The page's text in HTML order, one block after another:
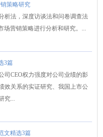
策略研究
析法，深度访谈法和问卷调查法
营销策略进行分析和研究。...
3篇
司CEO权力强度对公司业绩的影
效关系的实证研究、我国上市公
...
文精选3篇